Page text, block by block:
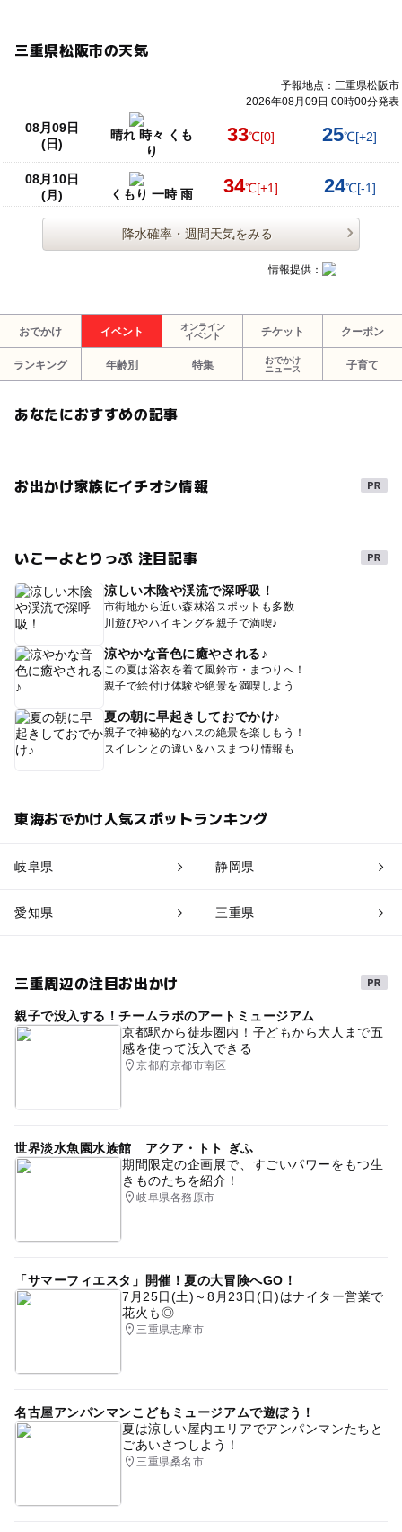
三重県松阪市の天気
予報地点：三重県松阪市
2026年08月09日 00時00分発表
08月09日
(日)
晴れ 時々 くも
り
33℃[0] 25℃[+2]
08月10日
(月)
くもり 一時 雨 34℃[+1] 24℃[-1]
降水確率・週間天気をみる
情報提供：
おでかけ イベント
オンライン
イベント
チケット クーポン
ランキング 年齢別 特集
おでかけ
ニュース
子育て
あなたにおすすめの記事
お出かけ家族にイチオシ情報
いこーよとりっぷ 注目記事
涼しい木陰や渓流で深呼吸！
市街地から近い森林浴スポットも多数
川遊びやハイキングを親子で満喫♪
涼やかな音色に癒やされる♪
この夏は浴衣を着て風鈴市・まつりへ！
親子で絵付け体験や絶景を満喫しよう
夏の朝に早起きしておでかけ♪
親子で神秘的なハスの絶景を楽しもう！
スイレンとの違い＆ハスまつり情報も
東海おでかけ人気スポットランキング
岐阜県 静岡県
愛知県 三重県
三重周辺の注目お出かけ
親子で没入する！チームラボのアートミュージアム
京都駅から徒歩圏内！子どもから大人まで五
感を使って没入できる
京都府京都市南区
世界淡水魚園水族館 アクア・トト ぎふ
期間限定の企画展で、すごいパワーをもつ生
きものたちを紹介！
岐阜県各務原市
「サマーフィエスタ」開催！夏の大冒険へGO！
7月25日(土)～8月23日(日)はナイター営業で
花火も◎
三重県志摩市
名古屋アンパンマンこどもミュージアムで遊ぼう！
夏は涼しい屋内エリアでアンパンマンたちと
ごあいさつしよう！
三重県桑名市